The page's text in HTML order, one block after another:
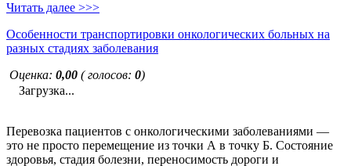
Читать далее >>>
Особенности транспортировки онкологических больных на
разных стадиях заболевания
Оценка: 0,00 ( голосов: 0)
Загрузка...
Перевозка пациентов с онкологическими заболеваниями —
это не просто перемещение из точки А в точку Б. Состояние
здоровья, стадия болезни, переносимость дороги и